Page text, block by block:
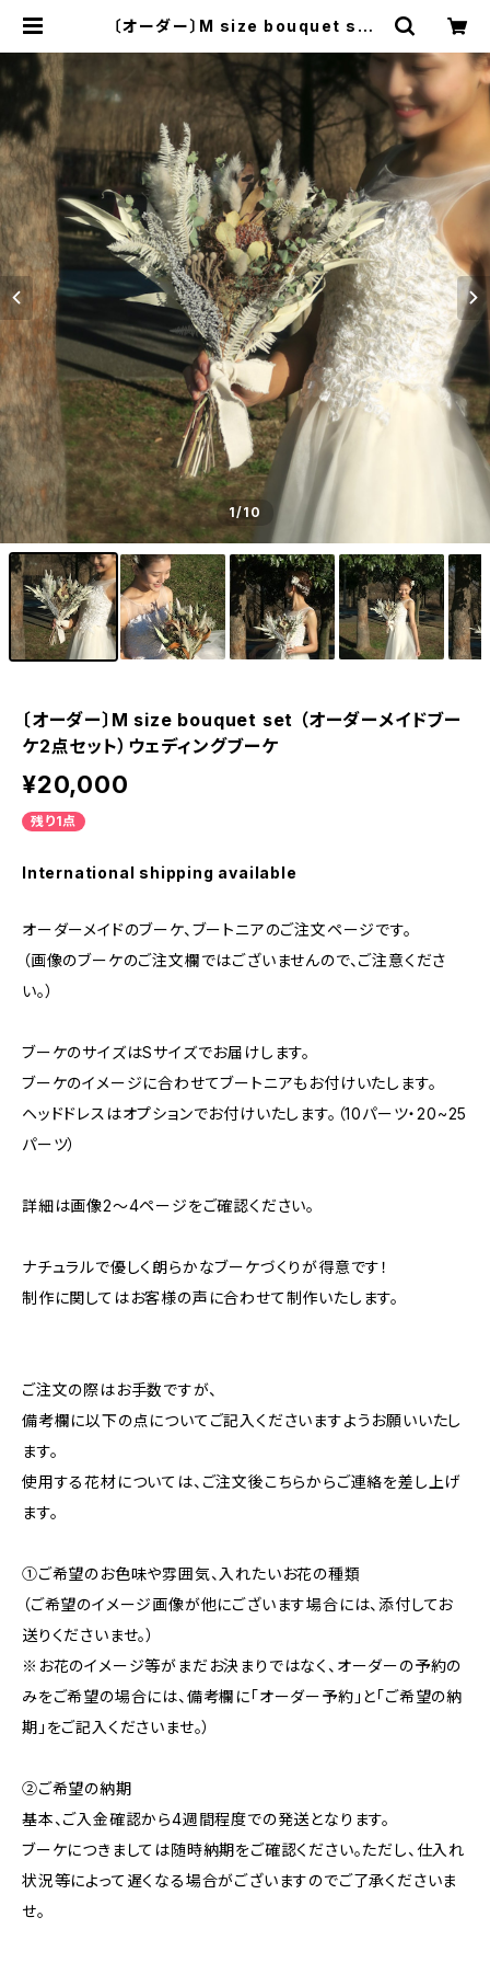
〔オーダー〕M size bouquet set
ェディングブーケ | Florilege
1/10
〔オーダー〕M size bouquet set （オーダーメイドブー
ケ2点セット）ウェディングブーケ
¥20,000
残り1点
International shipping available
オーダーメイドのブーケ、ブートニアのご注文ページです。
（画像のブーケのご注文欄ではございませんので、ご注意くださ
い。）
ブーケのサイズはSサイズでお届けします。
ブーケのイメージに合わせてブートニアもお付けいたします。
ヘッドドレスはオプションでお付けいたします。（10パーツ・20~25
パーツ）
詳細は画像2～4ページをご確認ください。
ナチュラルで優しく朗らかなブーケづくりが得意です！
制作に関してはお客様の声に合わせて制作いたします。
ご注文の際はお手数ですが、
備考欄に以下の点についてご記入くださいますようお願いいたし
ます。
使用する花材については、ご注文後こちらからご連絡を差し上げ
ます。
①ご希望のお色味や雰囲気、入れたいお花の種類
（ご希望のイメージ画像が他にございます場合には、添付してお
送りくださいませ。）
※お花のイメージ等がまだお決まりではなく、オーダーの予約の
みをご希望の場合には、備考欄に「オーダー予約」と「ご希望の納
期」をご記入くださいませ。）
②ご希望の納期
基本、ご入金確認から4週間程度での発送となります。
ブーケにつきましては随時納期をご確認ください。ただし、仕入れ
状況等によって遅くなる場合がございますのでご了承くださいま
せ。